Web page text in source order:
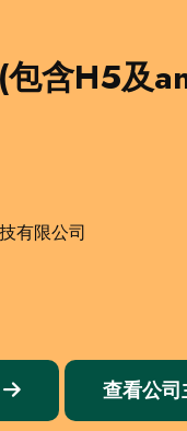
包含H5及
有限公司
查看公